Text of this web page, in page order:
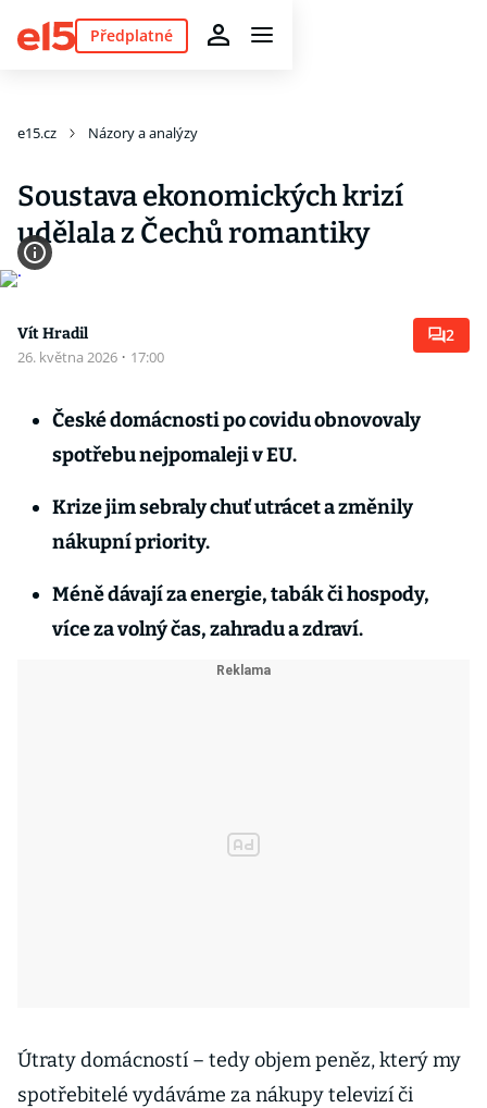
Předplatné
e15.cz Názory a analýzy
Soustava ekonomických krizí
udělala z Čechů romantiky
Vít Hradil
26. května 2026 · 17:00
2
České domácnosti po covidu obnovovaly
spotřebu nejpomaleji v EU.
Krize jim sebraly chuť utrácet a změnily
nákupní priority.
Méně dávají za energie, tabák či hospody,
více za volný čas, zahradu a zdraví.
Útraty domácností – tedy objem peněz, který my
spotřebitelé vydáváme za nákupy televizí či